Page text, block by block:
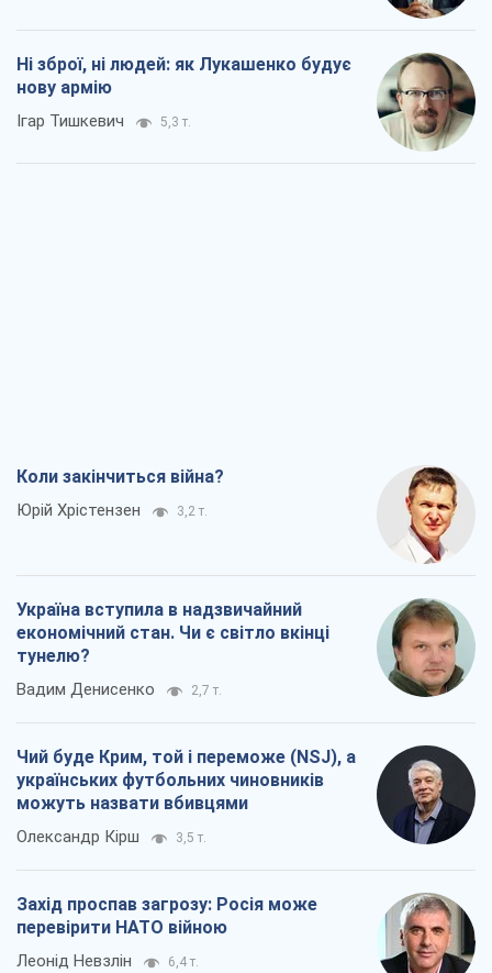
Ні зброї, ні людей: як Лукашенко будує
нову армію
Ігар Тишкевич 5,3 т.
Коли закінчиться війна?
Юрій Хрістензен 3,2 т.
Україна вступила в надзвичайний
економічний стан. Чи є світло вкінці
тунелю?
Вадим Денисенко 2,7 т.
Чий буде Крим, той і переможе (NSJ), а
українських футбольних чиновників
можуть назвати вбивцями
Олександр Кірш 3,5 т.
Захід проспав загрозу: Росія може
перевірити НАТО війною
Леонід Невзлін 6,4 т.